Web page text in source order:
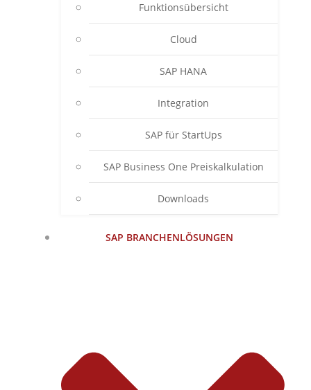
Funktionsübersicht
Cloud
SAP HANA
Integration
SAP für StartUps
SAP Business One Preiskalkulation
Downloads
SAP BRANCHENLÖSUNGEN